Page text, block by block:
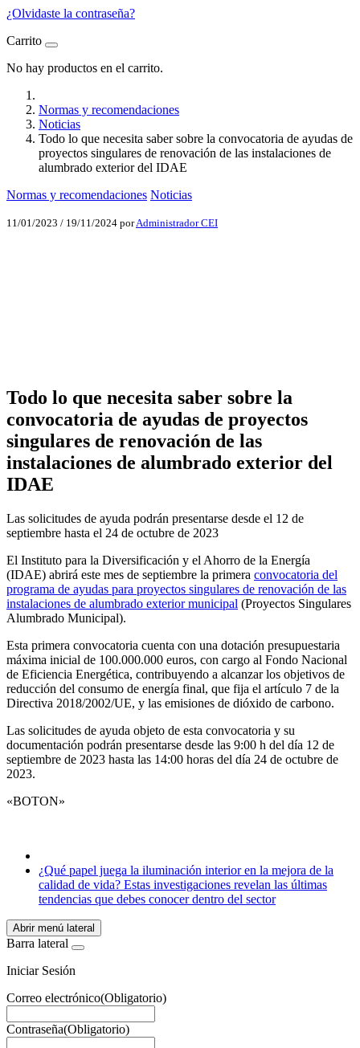
¿Olvidaste la contraseña?
Carrito
No hay productos en el carrito.
Normas y recomendaciones
Noticias
Todo lo que necesita saber sobre la convocatoria de ayudas de
proyectos singulares de renovación de las instalaciones de
alumbrado exterior del IDAE
Normas y recomendaciones Noticias
11/01/2023 / 19/11/2024 porAdministrador CEI
Todo lo que necesita saber sobre la
convocatoria de ayudas de proyectos
singulares de renovación de las
instalaciones de alumbrado exterior del
IDAE
Las solicitudes de ayuda podrán presentarse desde el 12 de
septiembre hasta el 24 de octubre de 2023
El Instituto para la Diversificación y el Ahorro de la Energía
(IDAE) abrirá este mes de septiembre la primera convocatoria del
programa de ayudas para proyectos singulares de renovación de las
instalaciones de alumbrado exterior municipal (Proyectos Singulares
Alumbrado Municipal).
Esta primera convocatoria cuenta con una dotación presupuestaria
máxima inicial de 100.000.000 euros, con cargo al Fondo Nacional
de Eficiencia Energética, contribuyendo a alcanzar los objetivos de
reducción del consumo de energía final, que fija el artículo 7 de la
Directiva 2018/2002/UE, y las emisiones de dióxido de carbono.
Las solicitudes de ayuda objeto de esta convocatoria y su
documentación podrán presentarse desde las 9:00 h del día 12 de
septiembre de 2023 hasta las 14:00 horas del día 24 de octubre de
2023.
«BOTON»
¿Qué papel juega la iluminación interior en la mejora de la
calidad de vida? Estas investigaciones revelan las últimas
tendencias que debes conocer dentro del sector
Abrir menú lateral
Barra lateral
Iniciar Sesión
Correo electrónico(Obligatorio)
Contraseña(Obligatorio)